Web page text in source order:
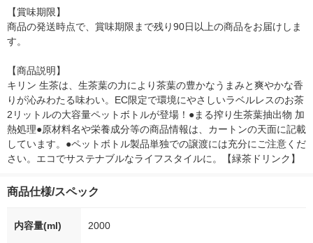
【賞味期限】
商品の発送時点で、賞味期限まで残り90日以上の商品をお届けしま
す。
【商品説明】
キリン 生茶は、生茶葉の力により茶葉の豊かなうまみと爽やかな香
りが沁みわたる味わい。EC限定で環境にやさしいラベルレスのお茶
2リットルの大容量ペットボトルが登場！●まる搾り生茶葉抽出物 加
熱処理●原材料名や栄養成分等の商品情報は、カートンの天面に記載
しています。●ペットボトル製品単独での譲渡には充分にご注意くだ
さい。エコでサステナブルなライフスタイルに。【緑茶ドリンク】
商品仕様/スペック
内容量(ml) 2000